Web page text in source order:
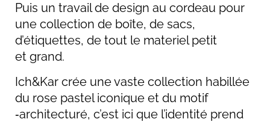
Puis un travail de design au cordeau pour
une collection de boîte, de sacs,
d’étiquettes, de tout le materiel petit
et grand.
Ich&Kar crée une vaste collection habillée
du rose pastel iconique et du motif
‑architecturé, c’est ici que l’identité prend